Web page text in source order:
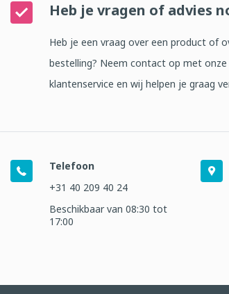
Heb je vragen of advies
Heb je een vraag over een product of
bestelling? Neem contact op met onze
klantenservice en wij helpen je graag
Telefoon
+31 40 209 40 24
Beschikbaar van 08:30 tot
17:00